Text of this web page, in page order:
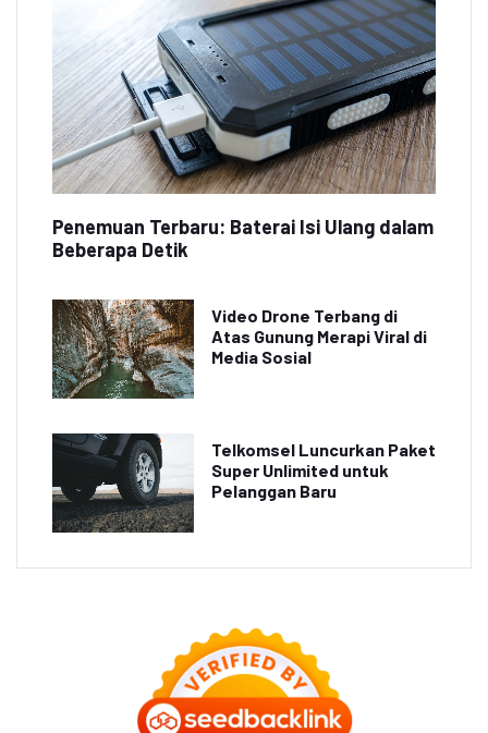
Penemuan Terbaru: Baterai Isi Ulang dalam
Beberapa Detik
Video Drone Terbang di
Atas Gunung Merapi Viral di
Media Sosial
Telkomsel Luncurkan Paket
Super Unlimited untuk
Pelanggan Baru